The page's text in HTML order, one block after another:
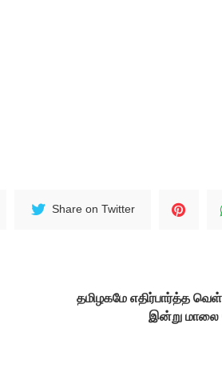
Share on Twitter
தமிழகமே எதிர்பார்த்த
இன்று மாலை